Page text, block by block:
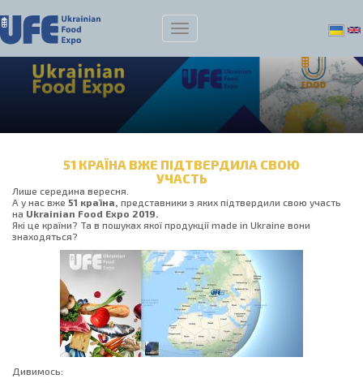
51 КРАЇНА ВЖЕ ПІДТВЕРДИЛА СВОЮ
УЧАСТЬ
Лише середина вересня.
А у нас вже 51 країна, представники з яких підтвердили свою участь
на Ukrainian Food Expo 2019.
Які це країни? Та в пошуках якої продукції made in Ukraine вони
знаходяться?
Дивимось: